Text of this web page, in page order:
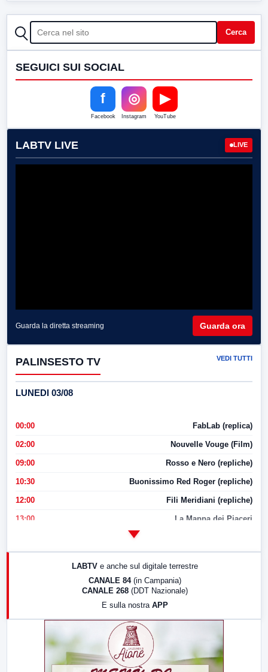
CERCA Cerca
SEGUICI SUI SOCIAL
f
Facebook
◎
Instagram
▶
YouTube
LABTV LIVE LIVE
Guarda la diretta streaming Guarda ora
PALINSESTO TV VEDI TUTTI
LUNEDI 03/08
00:00 FabLab (replica)
02:00 Nouvelle Vouge (Film)
09:00 Rosso e Nero (repliche)
10:30 Buonissimo Red Roger (repliche)
12:00 Fili Meridiani (repliche)
13:00 La Mappa dei Piaceri
LABTV e anche sul digitale terrestre
CANALE 84 (in Campania)
CANALE 268 (DDT Nazionale)
E sulla nostra APP